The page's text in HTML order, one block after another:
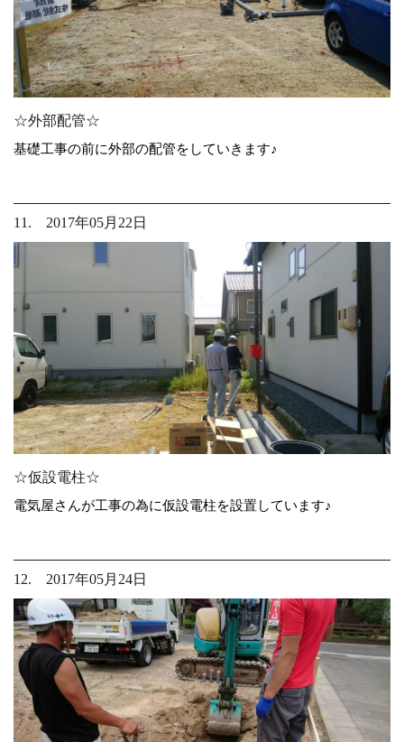
☆外部配管☆
基礎工事の前に外部の配管をしていきます♪
11. 2017年05月22日
☆仮設電柱☆
電気屋さんが工事の為に仮設電柱を設置しています♪
12. 2017年05月24日